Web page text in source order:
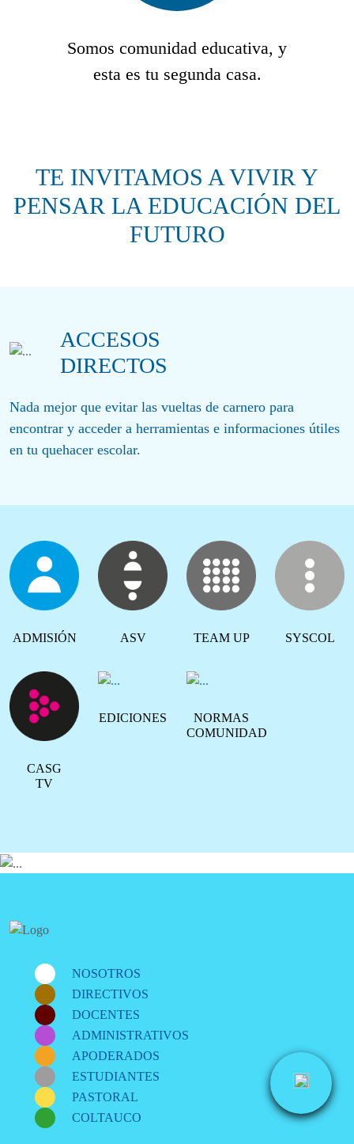
Somos comunidad educativa, y
esta es tu segunda casa.
TE INVITAMOS A VIVIR Y
PENSAR LA EDUCACIÓN DEL
FUTURO
ACCESOS
DIRECTOS
Nada mejor que evitar las vueltas de carnero para
encontrar y acceder a herramientas e informaciones útiles
en tu quehacer escolar.
ADMISIÓN ASV TEAM UP SYSCOL
CASG
TV
EDICIONES
NORMAS
COMUNIDAD
NOSOTROS
DIRECTIVOS
DOCENTES
ADMINISTRATIVOS
APODERADOS
ESTUDIANTES
PASTORAL
COLTAUCO